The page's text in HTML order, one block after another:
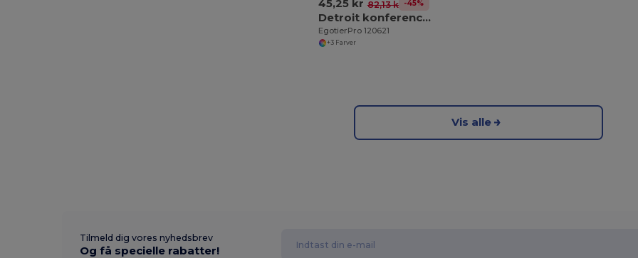
45,25 kr 82,13 kr -45%
Detroit konferencetaske af rPET 4L
EgotierPro 120621
+3 Farver
Vis alle
Tilmeld dig vores nyhedsbrev
Og få specielle rabatter!